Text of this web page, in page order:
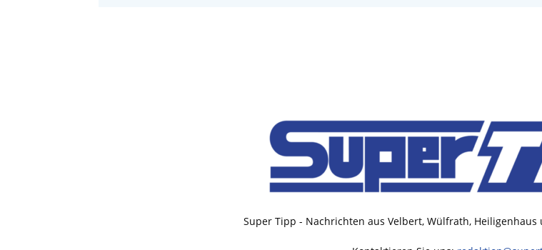
Super Tipp - Nachrichten aus Velbert, Wülfrath,